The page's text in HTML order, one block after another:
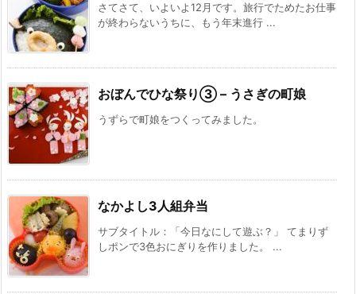
さてさて、いよいよ12月です。旅行でためたお仕事
が終わらないうちに、もう年末進行 ...
おぼんでひな祭り③ – うさぎの町娘
うずらで町娘をつくってみました。
なかよし3人組弁当
サブタイトル：「今日なにして遊ぶ？」 てまりず
しポンで3色おにぎりを作りました。 ...